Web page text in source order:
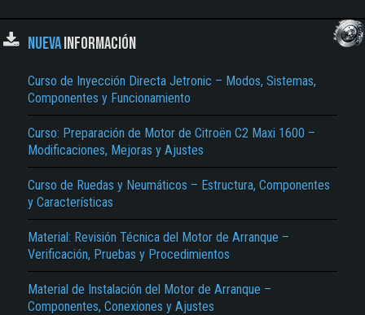
NUEVAINFORMACIÓN
Curso de Inyección Directa Jetronic – Modos, Sistemas,
Componentes y Funcionamiento
Curso: Preparación de Motor de Citroën C2 Maxi 1600 –
Modificaciones, Mejoras y Ajustes
Curso de Ruedas y Neumáticos – Estructura, Componentes
y Características
Material: Revisión Técnica del Motor de Arranque –
Verificación, Pruebas y Procedimientos
Material de Instalación del Motor de Arranque –
Componentes, Conexiones y Ajustes